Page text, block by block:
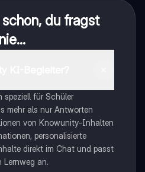
du fragst
nie...
speziell für Schüler
mehr als nur Antworten
von Knowunity-Inhalten
personalisierte
direkt im Chat und passt
Lernweg an.